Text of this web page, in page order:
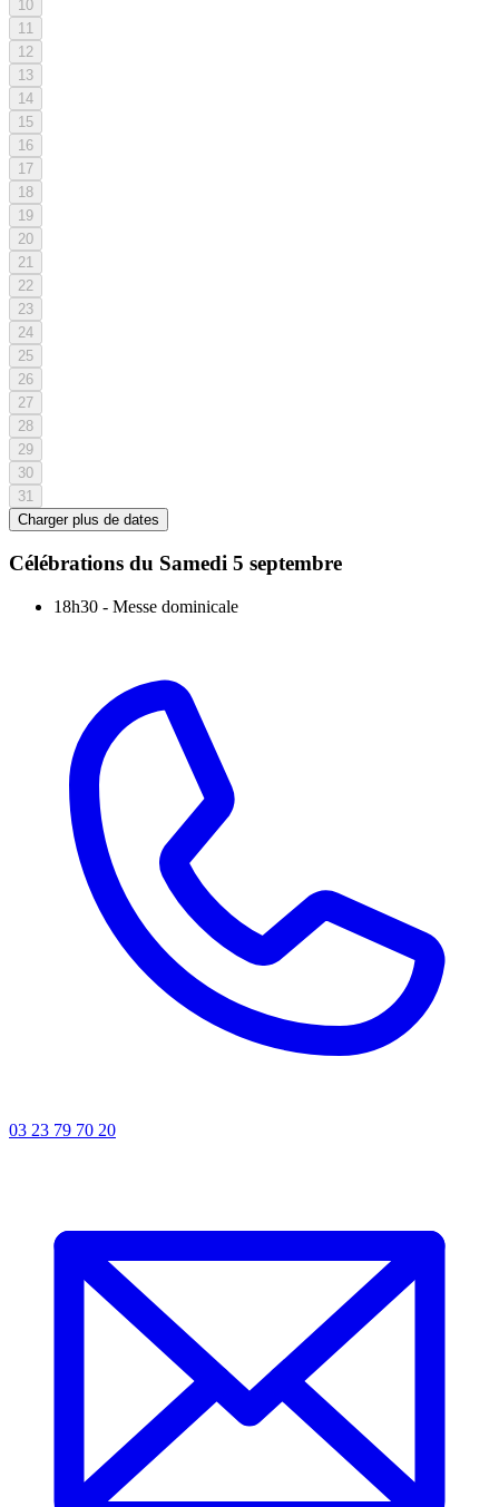
10
11
12
13
14
15
16
17
18
19
20
21
22
23
24
25
26
27
28
29
30
31
Charger plus de dates
Célébrations du Samedi 5 septembre
18h30 - Messe dominicale
03 23 79 70 20